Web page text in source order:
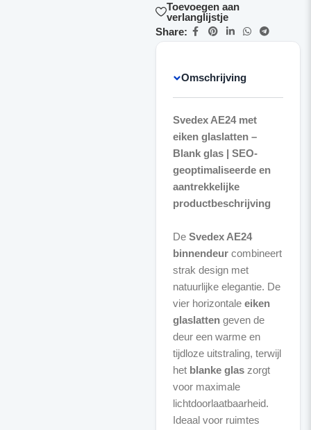
Toevoegen aan
verlanglijstje
Share:
Omschrijving
Svedex AE24 met
eiken glaslatten –
Blank glas | SEO-
geoptimaliseerde en
aantrekkelijke
productbeschrijving
De Svedex AE24
binnendeurcombineert
strak design met
natuurlijke elegantie. De
vier horizontale eiken
glaslattengeven de
deur een warme en
tijdloze uitstraling, terwijl
het blanke glaszorgt
voor maximale
lichtdoorlaatbaarheid.
Ideaal voor ruimtes